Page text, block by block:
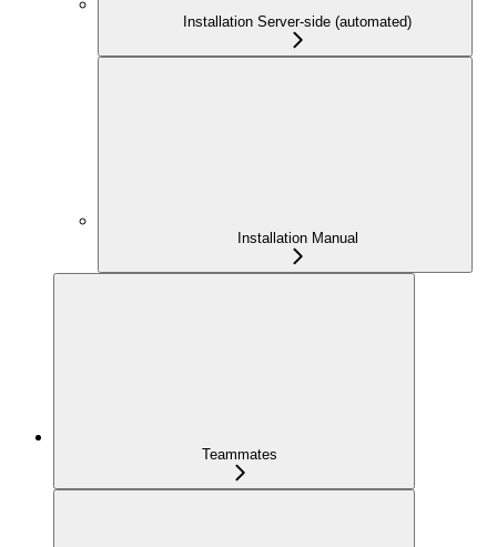
Installation Server-side (automated)
Installation Manual
Teammates